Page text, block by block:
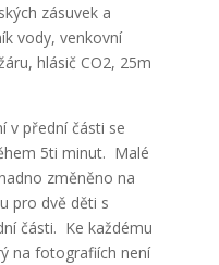
zásuvek a
vody, venkovní
hlásič CO2, 25m
v přední části se
5ti minut. Malé
změněno na
pro dvě děti s
části. Ke každému
na fotografiích není